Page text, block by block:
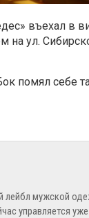
въехал в
ул.
помял себе
лейбл мужской
управляется